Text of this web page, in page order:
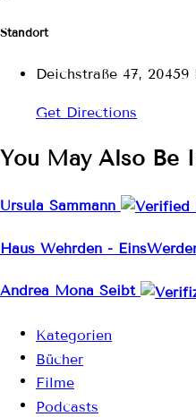
Standort
Deichstraße 47,
Get Directions
You May Also Be
Ursula Sammann
Haus Wehrden -
Andrea Mona Seibt
Kategorien
Bücher
Filme
Podcasts